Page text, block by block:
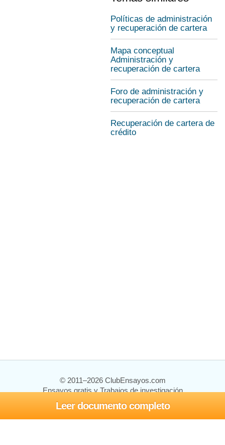
Leer documento completo
Políticas de administración
y recuperación de cartera
Mapa conceptual
Administración y
recuperación de cartera
Foro de administración y
recuperación de cartera
Recuperación de cartera de
crédito
© 2011–2026 ClubEnsayos.com
Ensayos gratis y Trabajos de investigación